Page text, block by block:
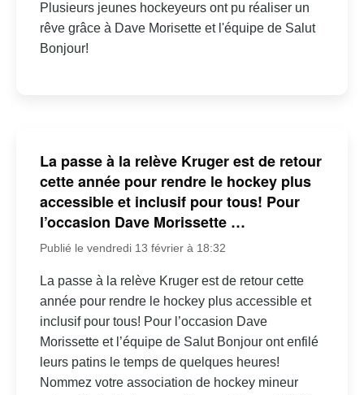
Plusieurs jeunes hockeyeurs ont pu réaliser un
rêve grâce à Dave Morisette et l'équipe de Salut
Bonjour!
La passe à la relève Kruger est de retour
cette année pour rendre le hockey plus
accessible et inclusif pour tous! Pour
l’occasion Dave Morissette …
Publié le vendredi 13 février à 18:32
La passe à la relève Kruger est de retour cette
année pour rendre le hockey plus accessible et
inclusif pour tous! Pour l’occasion Dave
Morissette et l’équipe de Salut Bonjour ont enfilé
leurs patins le temps de quelques heures!
Nommez votre association de hockey mineur